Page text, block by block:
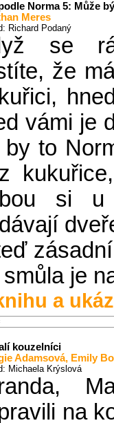
Norma 5: Může
Meres
Richard Podaný
se
že
vámi je
by to
si u
je
a
kouzelníci
Adamsová, Emily
Michaela Krýslová
na